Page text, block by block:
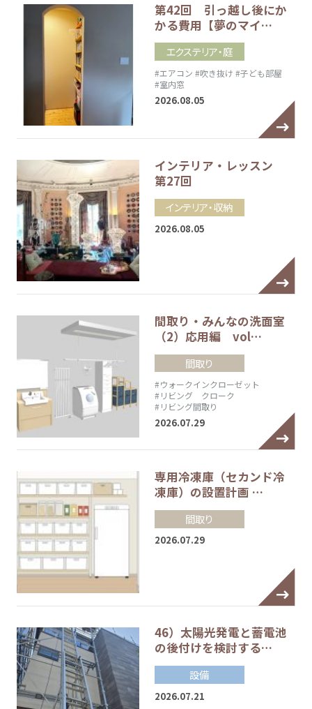
第42回 引っ越し後にか
かる費用【夢のマイ…
エクステリア・庭
#エアコン #吹き抜け #子ども部屋
#室内窓
2026.08.05
インテリア・レッスン
第27回
インテリア・収納
2026.08.05
間取り・みんなの洗面室
（2）応用編 vol…
間取り
#ウォークインクローゼット
#リビング クローク
#リビング間取り
2026.07.29
専用冷凍庫（セカンド冷
凍庫）の設置計画 …
間取り
2026.07.29
46）太陽光発電と蓄電池
の後付けを検討する…
設備
2026.07.21